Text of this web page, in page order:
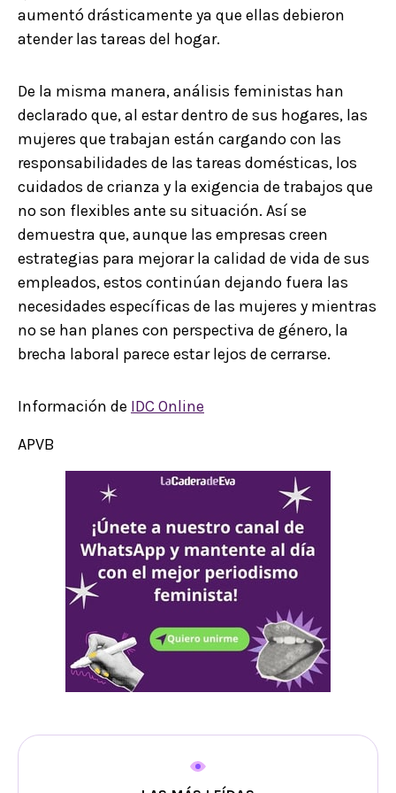
aumentó drásticamente ya que ellas debieron
atender las tareas del hogar.
De la misma manera, análisis feministas han
declarado que, al estar dentro de sus hogares, las
mujeres que trabajan están cargando con las
responsabilidades de las tareas domésticas, los
cuidados de crianza y la exigencia de trabajos que
no son flexibles ante su situación. Así se
demuestra que, aunque las empresas creen
estrategias para mejorar la calidad de vida de sus
empleados, estos continúan dejando fuera las
necesidades específicas de las mujeres y mientras
no se han planes con perspectiva de género, la
brecha laboral parece estar lejos de cerrarse.
Información de IDC Online
APVB